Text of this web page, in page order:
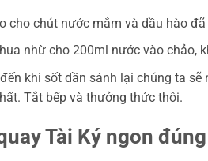
cho chút nước mắm và dầu hào
nhừ cho 200ml nước vào chảo,
khi sốt dần sánh lại chúng ta sẽ
Tắt bếp và thưởng thức thôi.
Tài Ký ngon